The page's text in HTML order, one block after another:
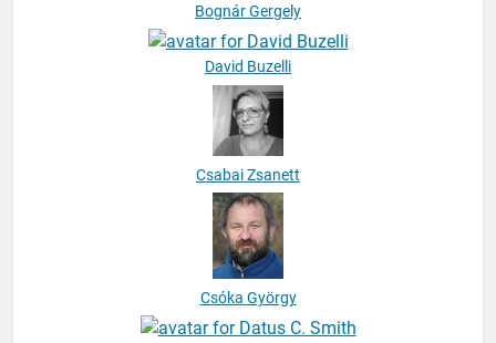
Bognár Gergely
David Buzelli
Csabai Zsanett
Csóka György